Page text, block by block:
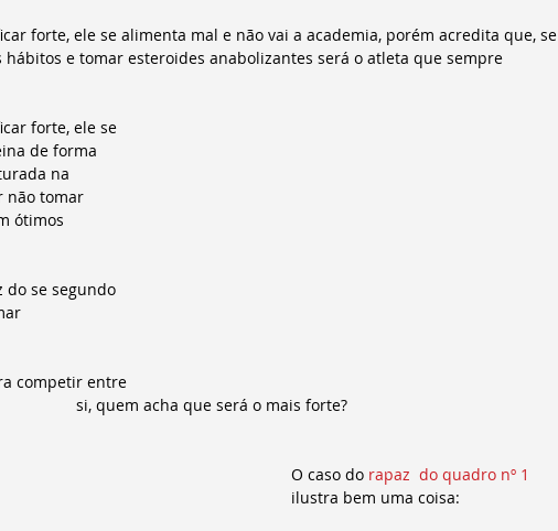
forte, ele se alimenta mal e não vai a academia, porém acredita que, se
hábitos e tomar esteroides anabolizantes será o atleta que sempre
forte, ele se
de forma
na
não tomar
ótimos
do se segundo
competir entre
si, quem acha que será o mais forte?
O caso do rapaz  do quadro nº 1
ilustra bem uma coisa: